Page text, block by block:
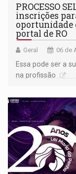
PROCESSO
inscrições
oportunidade
portal de RO
Geral 06 de
Essa pode ser a
na profissão